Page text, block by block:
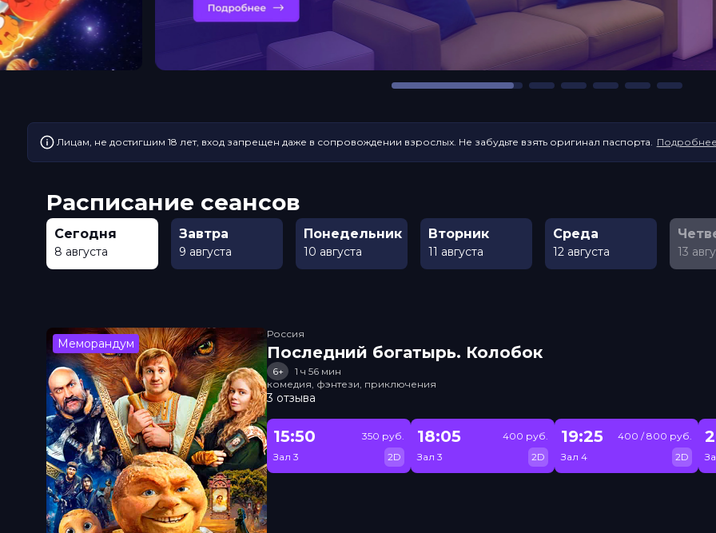
Лицам, не достигшим 18 лет, вход запрещен даже в сопровождении взрослых. Не забудьте взять оригинал паспорта. Подробнее
Расписание сеансов
Сегодня
8 августа
Завтра
9 августа
Понедельник
10 августа
Вторник
11 августа
Среда
12 августа 13
Меморандум
Россия
Последний богатырь. Колобок
6+
1 ч 56 мин
комедия, фэнтези, приключения
3 отзыва
15:50
Зал 3
350 руб.
2D
18:05
Зал 3
400 руб.
2D
19:25
Зал 4
400 / 800 руб.
2D